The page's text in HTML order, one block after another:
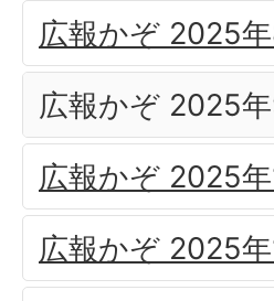
広報かぞ 2025
広報かぞ 2025
広報かぞ 2025
広報かぞ 2025